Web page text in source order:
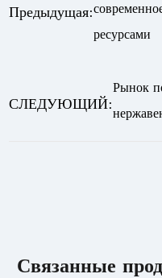
Предыдущая:
ресурсами
СЛЕДУЮЩИЙ:
Рынок
Связанные